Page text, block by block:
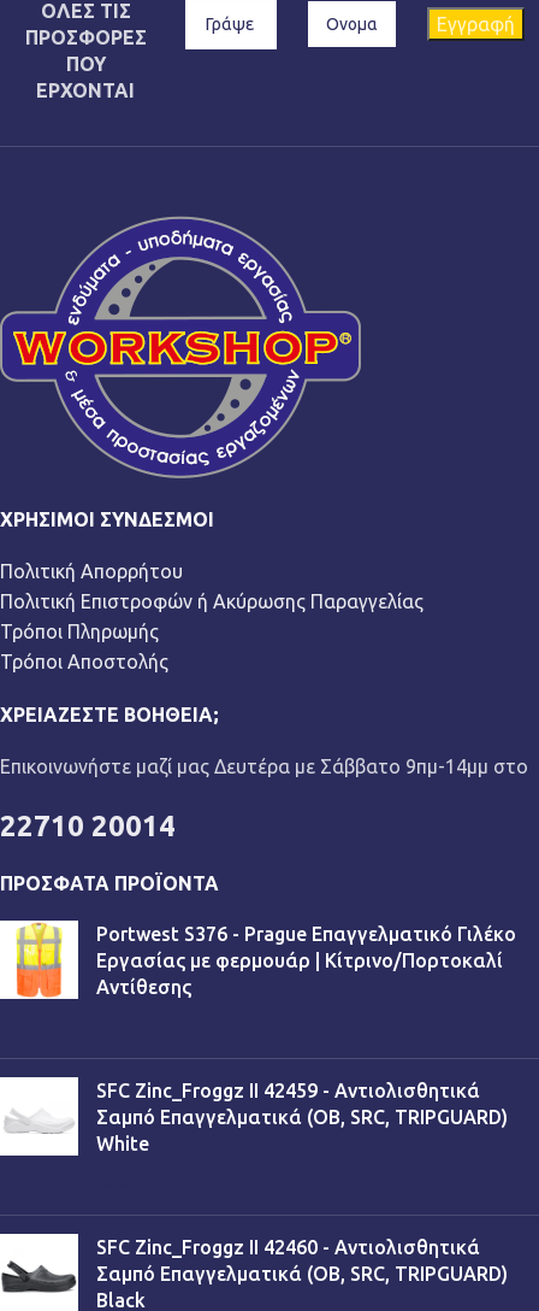
ΟΛΕΣ ΤΙΣ
ΠΡΟΣΦΟΡΕΣ
ΠΟΥ
ΕΡΧΟΝΤΑΙ
ΧΡΉΣΙΜΟΙ ΣΎΝΔΕΣΜΟΙ
Πολιτική Απορρήτου
Πολιτική Επιστροφών ή Ακύρωσης Παραγγελίας
Τρόποι Πληρωμής
Τρόποι Αποστολής
ΧΡΕΙΆΖΕΣΤΕ ΒΟΉΘΕΙΑ;
Επικοινωνήστε μαζί μας Δευτέρα με Σάββατο 9πμ-14μμ στο
22710 20014
ΠΡΌΣΦΑΤΑ ΠΡΟΪΌΝΤΑ
Portwest S376 - Prague Επαγγελματικό Γιλέκο
Εργασίας με φερμουάρ | Κίτρινο/Πορτοκαλί
Αντίθεσης
SFC Zinc_Froggz II 42459 - Αντιολισθητικά
Σαμπό Επαγγελματικά (OB, SRC, TRIPGUARD)
White
SFC Zinc_Froggz II 42460 - Αντιολισθητικά
Σαμπό Επαγγελματικά (OB, SRC, TRIPGUARD)
Black